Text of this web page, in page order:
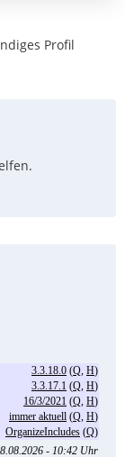
Profil